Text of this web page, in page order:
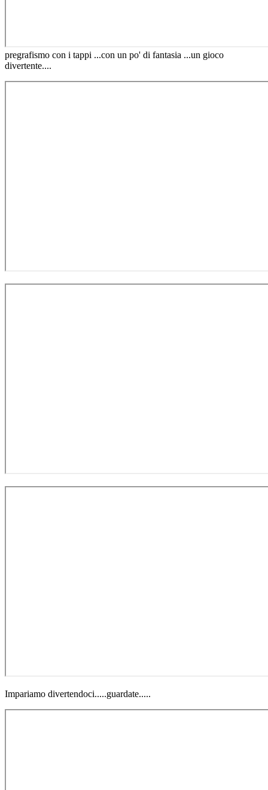
pregrafismo con i tappi ...con un po' di fantasia ...un gioco
divertente....
Impariamo divertendoci.....guardate.....